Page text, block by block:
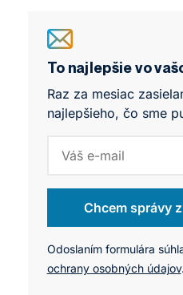
priamo premeniť na
To najlepšie vo
Raz za mesiac
najlepšieho, čo sme
Chcem správy
Odoslaním formulára
ochrany osobných údajov.